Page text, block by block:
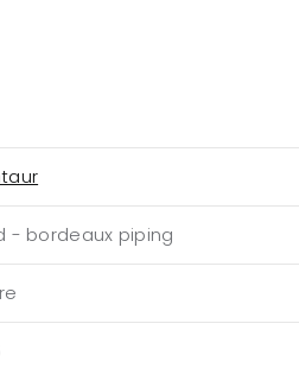
- bordeaux piping